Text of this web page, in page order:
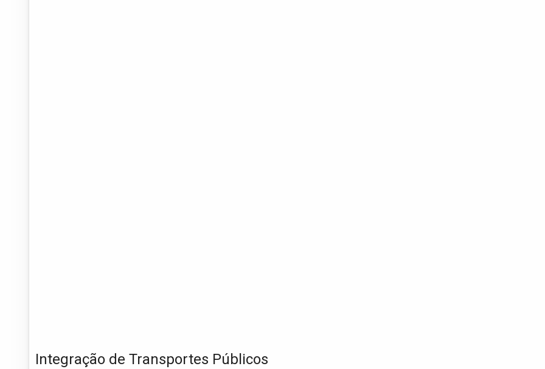
Integração de Transportes Públicos